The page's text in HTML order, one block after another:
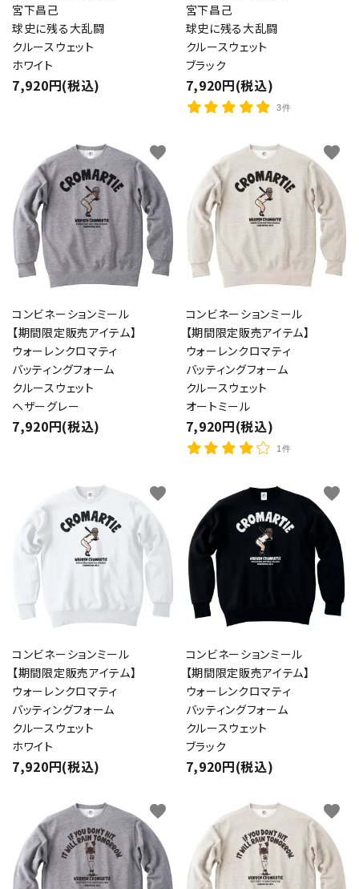
宮下昌己
球史に残る大乱闘
クルースウェット
ホワイト
7,920円(税込)
宮下昌己
球史に残る大乱闘
クルースウェット
ブラック
7,920円(税込)
3件
コンビネーションミール
【期間限定販売アイテム】
ウォーレンクロマティ
バッティングフォーム
クルースウェット
ヘザーグレー
7,920円(税込)
favorite
コンビネーションミール
【期間限定販売アイテム】
ウォーレンクロマティ
バッティングフォーム
クルースウェット
オートミール
7,920円(税込)
1件
favorite
コンビネーションミール
【期間限定販売アイテム】
ウォーレンクロマティ
バッティングフォーム
クルースウェット
ホワイト
7,920円(税込)
favorite
コンビネーションミール
【期間限定販売アイテム】
ウォーレンクロマティ
バッティングフォーム
クルースウェット
ブラック
7,920円(税込)
favorite
favorite favorite